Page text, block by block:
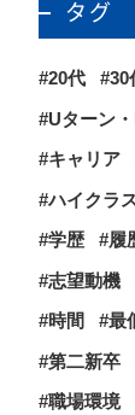
タグ
20代 30
Uターン
キャリア
ハイクラ
学歴
履
志望動機
時間
最
第二新卒
職場環境